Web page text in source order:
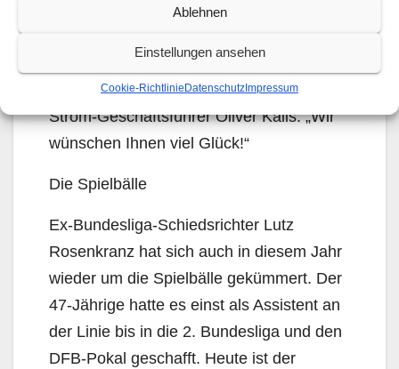
Ablehnen
Einstellungen ansehen
Cookie-RichtlinieDatenschutzImpressum
noch muss man Kunde sein. Es dürfen
abstimmen. Die Teilnahme am
Gewinnspiel ist kostenlos. Stadtwerke
Strom-Geschäftsführer Oliver Kalis: „Wir
wünschen Ihnen viel Glück!“
Die Spielbälle
Ex-Bundesliga-Schiedsrichter Lutz
Rosenkranz hat sich auch in diesem Jahr
wieder um die Spielbälle gekümmert. Der
47-Jährige hatte es einst als Assistent an
der Linie bis in die 2. Bundesliga und den
DFB-Pokal geschafft. Heute ist der